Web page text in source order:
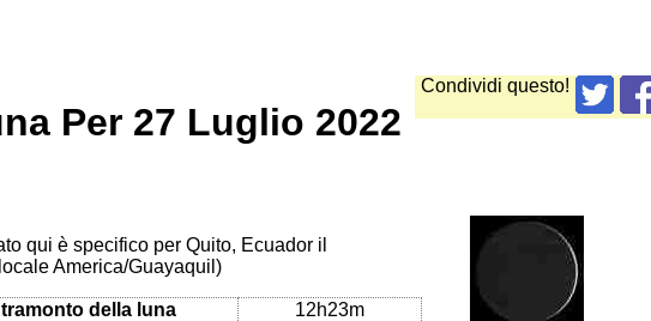
Condividi questo!
Per 27 Luglio 2022
qui è specifico per Quito, Ecuador il
America/Guayaquil)
della luna
12h23m